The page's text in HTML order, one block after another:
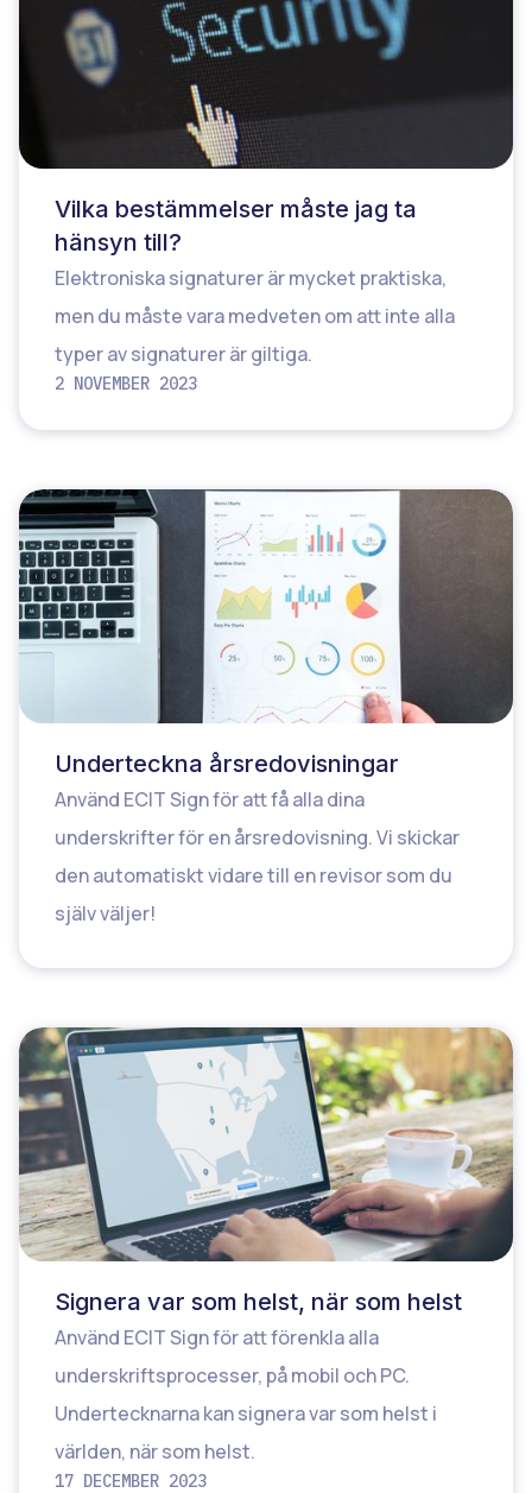
Vilka bestämmelser måste jag ta
hänsyn till?
Elektroniska signaturer är mycket praktiska,
men du måste vara medveten om att inte alla
typer av signaturer är giltiga.
2 NOVEMBER 2023
Underteckna årsredovisningar
Använd ECIT Sign för att få alla dina
underskrifter för en årsredovisning. Vi skickar
den automatiskt vidare till en revisor som du
själv väljer!
Signera var som helst, när som helst
Använd ECIT Sign för att förenkla alla
underskriftsprocesser, på mobil och PC.
Undertecknarna kan signera var som helst i
världen, när som helst.
17 DECEMBER 2023